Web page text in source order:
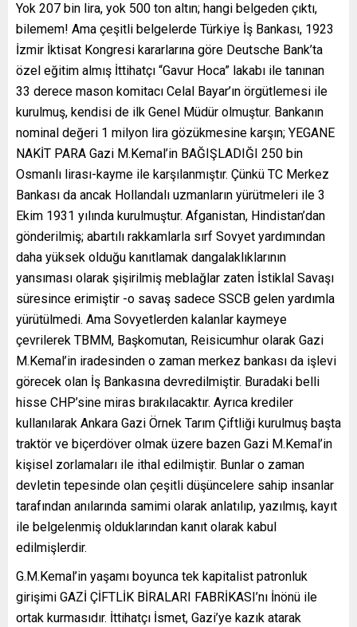
Yok 207 bin lira, yok 500 ton altın; hangi belgeden çıktı,
bilemem! Ama çeşitli belgelerde Türkiye İş Bankası, 1923
İzmir İktisat Kongresi kararlarına göre Deutsche Bank’ta
özel eğitim almış İttihatçı “Gavur Hoca” lakabı ile tanınan
33 derece mason komitacı Celal Bayar’ın örgütlemesi ile
kurulmuş, kendisi de ilk Genel Müdür olmuştur. Bankanın
nominal değeri 1 milyon lira gözükmesine karşın; YEGANE
NAKİT PARA Gazi M.Kemal’in BAĞIŞLADIĞI 250 bin
Osmanlı lirası-kayme ile karşılanmıştır. Çünkü TC Merkez
Bankası da ancak Hollandalı uzmanların yürütmeleri ile 3
Ekim 1931 yılında kurulmuştur. Afganistan, Hindistan’dan
gönderilmiş; abartılı rakkamlarla sırf Sovyet yardımından
daha yüksek olduğu kanıtlamak dangalaklıklarının
yansıması olarak şişirilmiş meblağlar zaten İstiklal Savaşı
süresince erimiştir -o savaş sadece SSCB gelen yardımla
yürütülmedi. Ama Sovyetlerden kalanlar kaymeye
çevrilerek TBMM, Başkomutan, Reisicumhur olarak Gazi
M.Kemal’in iradesinden o zaman merkez bankası da işlevi
görecek olan İş Bankasına devredilmiştir. Buradaki belli
hisse CHP’sine miras bırakılacaktır. Ayrıca krediler
kullanılarak Ankara Gazi Örnek Tarım Çiftliği kurulmuş başta
traktör ve biçerdöver olmak üzere bazen Gazi M.Kemal’in
kişisel zorlamaları ile ithal edilmiştir. Bunlar o zaman
devletin tepesinde olan çeşitli düşüncelere sahip insanlar
tarafından anılarında samimi olarak anlatılıp, yazılmış, kayıt
ile belgelenmiş olduklarından kanıt olarak kabul
edilmişlerdir.
G.M.Kemal’in yaşamı boyunca tek kapitalist patronluk
girişimi GAZİ ÇİFTLİK BİRALARI FABRİKASI’nı İnönü ile
ortak kurmasıdır. İttihatçı İsmet, Gazi’ye kazık atarak